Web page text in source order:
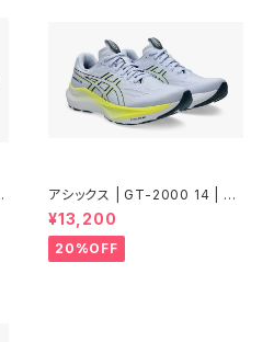
アシックス | GT-2000 14 | BL
UE FADE/TRANQUIL TEAL |
Men
¥13,200
20%OFF